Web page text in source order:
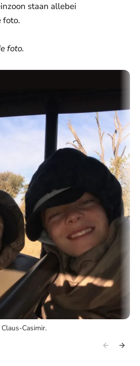
staan allebei
foto.
foto.
Casimir.